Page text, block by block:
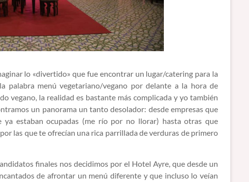
lo «divertido» que fue encontrar un lugar/catering para la
palabra menú vegetariano/vegano por delante a la hora de
vegano, la realidad es bastante más complicada y yo también
un panorama un tanto desolador: desde empresas que
ya estaban ocupadas (me río por no llorar) hasta otras que
las que te ofrecían una rica parrillada de verduras de primero
finales nos decidimos por el Hotel Ayre, que desde un
de afrontar un menú diferente y que incluso lo veían